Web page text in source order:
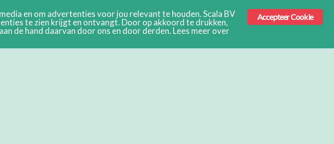
Accepteer Cookie
en om advertenties voor jou relevant te houden. Scala BV
te zien krijgt en ontvangt. Door op akkoord te drukken,
de hand daarvan door ons en door derden. Lees meer over